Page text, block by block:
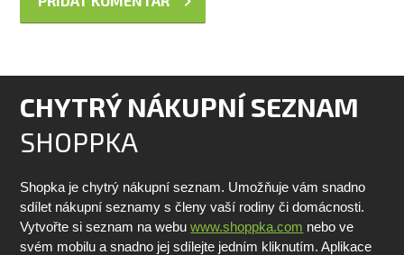
CHYTRÝ NÁKUPNÍ SEZNAM
SHOPPKA
Shopka je chytrý nákupní seznam. Umožňuje vám snadno
sdílet nákupní seznamy s členy vaší rodiny či domácnosti.
Vytvořte si seznam na webuwww.shoppka.com nebo ve
svém mobilu a snadno jej sdílejte jedním kliknutím. Aplikace